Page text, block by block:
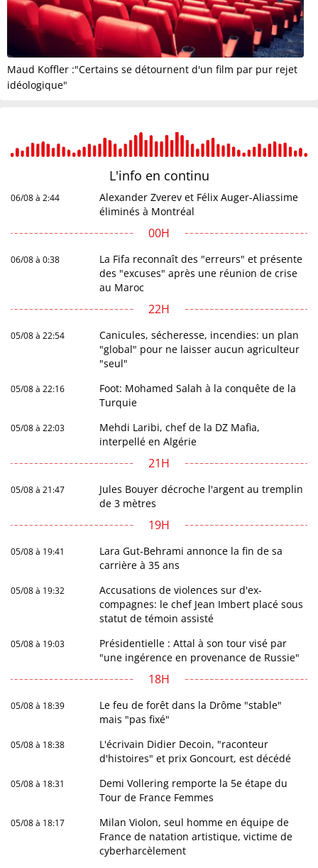
Maud Koffler :"Certains se détournent d'un film par pur rejet
idéologique"
L'info en continu
06/08 à 2:44
Alexander Zverev et Félix Auger-Aliassime
éliminés à Montréal
00H
06/08 à 0:38
La Fifa reconnaît des "erreurs" et présente
des "excuses" après une réunion de crise
au Maroc
22H
05/08 à 22:54
Canicules, sécheresse, incendies: un plan
"global" pour ne laisser aucun agriculteur
"seul"
05/08 à 22:16
Foot: Mohamed Salah à la conquête de la
Turquie
05/08 à 22:03
Mehdi Laribi, chef de la DZ Mafia,
interpellé en Algérie
21H
05/08 à 21:47
Jules Bouyer décroche l'argent au tremplin
de 3 mètres
19H
05/08 à 19:41
Lara Gut-Behrami annonce la fin de sa
carrière à 35 ans
05/08 à 19:32
Accusations de violences sur d'ex-
compagnes: le chef Jean Imbert placé sous
statut de témoin assisté
05/08 à 19:03
Présidentielle : Attal à son tour visé par
"une ingérence en provenance de Russie"
18H
05/08 à 18:39
Le feu de forêt dans la Drôme "stable"
mais "pas fixé"
05/08 à 18:38
L'écrivain Didier Decoin, "raconteur
d'histoires" et prix Goncourt, est décédé
05/08 à 18:31
Demi Vollering remporte la 5e étape du
Tour de France Femmes
05/08 à 18:17
Milan Violon, seul homme en équipe de
France de natation artistique, victime de
cyberharcèlement